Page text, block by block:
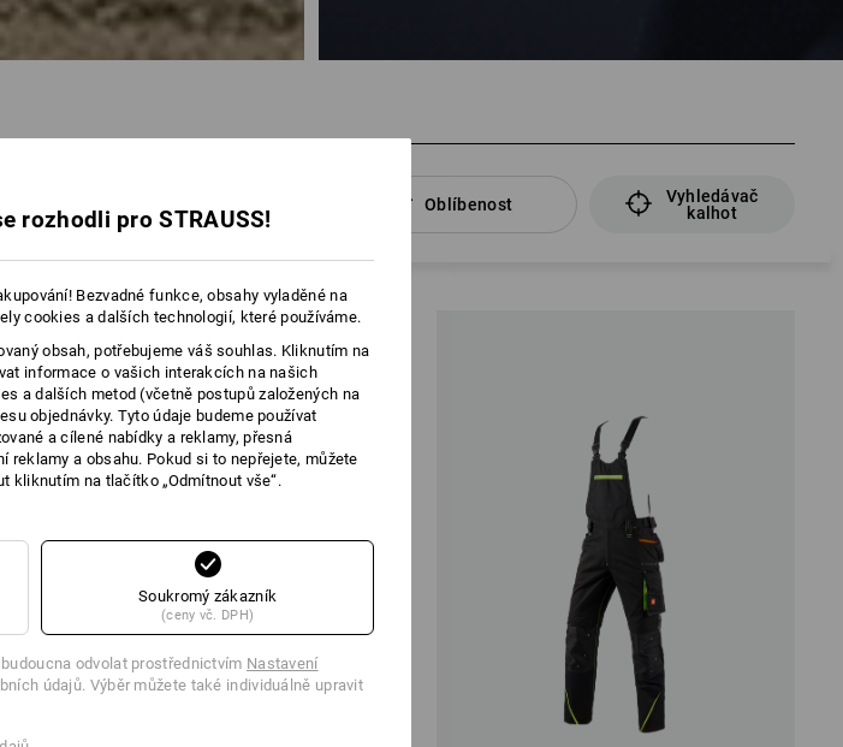
Oblíbenost
Vyhledávač
kalhot
rozhodli pro STRAUSS!
Bezvadné funkce, obsahy vyladěné na
cookies a dalších technologií, které používáme.
obsah, potřebujeme váš souhlas. Kliknutím na
informace o vašich interakcích na našich
a dalších metod (včetně postupů založených na
objednávky. Tyto údaje budeme používat
a cílené nabídky a reklamy, přesná
reklamy a obsahu. Pokud si to nepřejete, můžete
kliknutím na tlačítko „Odmítnout vše“.
Soukromý zákazník
(ceny vč. DPH)
odvolat prostřednictvím Nastavení
údajů. Výběr můžete také individuálně upravit